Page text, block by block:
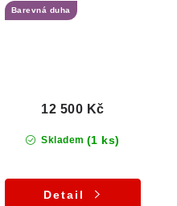
Barevná duha
Skladem (1 ks)
12 500 Kč
Detail